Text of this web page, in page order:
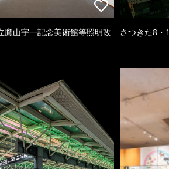
鷹山宇一記念美術館等照明改 さつきた8・1